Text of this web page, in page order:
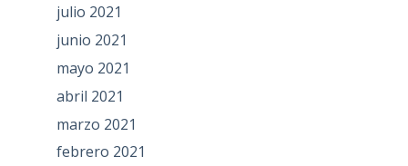
julio 2021
junio 2021
mayo 2021
abril 2021
marzo 2021
febrero 2021